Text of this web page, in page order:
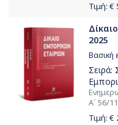
Τιμή: €
2025
Βασική
Σειρά:
Α΄ 56/
Τιμή: €